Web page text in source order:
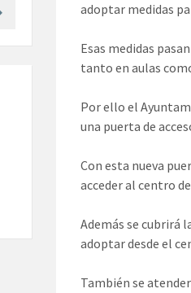
adoptar medidas
Esas medidas
tanto en aulas
Por ello el
una puerta de
Con esta nueva
acceder al centro
Además se cubrirá
adoptar desde el
También se